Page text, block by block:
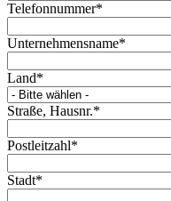
Telefonnummer*
Unternehmensname*
Land*
Straße, Hausnr.*
Postleitzahl*
Stadt*